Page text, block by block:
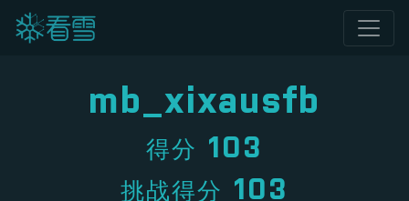
mb_xixausfb
得分 103
挑战得分 103